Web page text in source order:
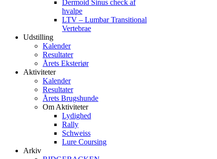
Dermoid Sinus check af
hvalpe
LTV – Lumbar Transitional
Vertebrae
Udstilling
Kalender
Resultater
Årets Eksteriør
Aktiviteter
Kalender
Resultater
Årets Brugshunde
Om Aktiviteter
Lydighed
Rally
Schweiss
Lure Coursing
Arkiv